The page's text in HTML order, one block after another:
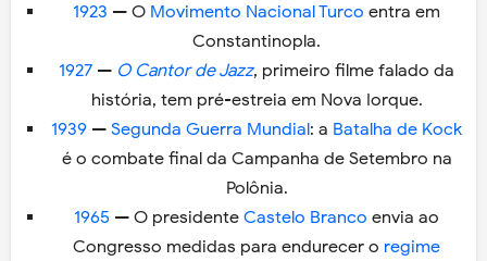
1923 — O Movimento Nacional Turco entra em
Constantinopla.
1927 — O Cantor de Jazz, primeiro filme falado da
história, tem pré-estreia em Nova Iorque.
1939 — Segunda Guerra Mundial: a Batalha de Kock
é o combate final da Campanha de Setembro na
Polônia.
1965 — O presidente Castelo Branco envia ao
Congresso medidas para endurecer o regime